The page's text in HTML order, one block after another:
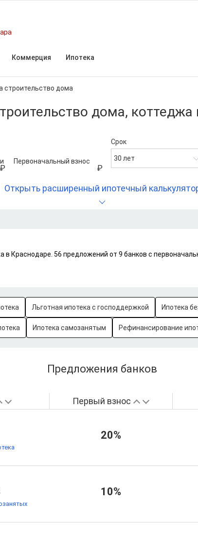
Коммерция Ипотека
строительство дома
дома, коттеджа
Первоначальный взнос
Срок
30 лет
Открыть расширенный ипотечный
Краснодаре. 56 предложений от 9 банков с
Льготная ипотека с господдержкой Ипотека
Ипотека самозанятым Рефинансирование
Предложения банков
Первый взнос
20%
10%